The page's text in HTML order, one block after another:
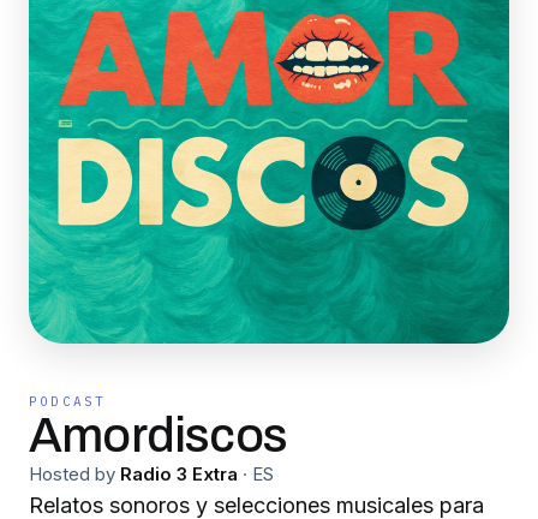
PODCAST
Amordiscos
Hosted by Radio 3 Extra · ES
Relatos sonoros y selecciones musicales para